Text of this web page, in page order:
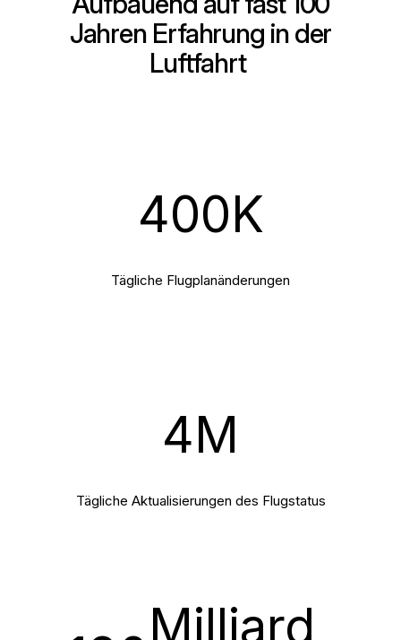
Jahren Erfahrung in der
Luftfahrt
400K
Tägliche Flugplanänderungen
4M
Tägliche Aktualisierungen des Flugstatus
Milliard